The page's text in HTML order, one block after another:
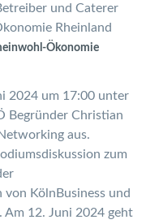
und Caterer
Rheinland
Ökonomie
2024 um 17:00 unter
Begründer Christian
aus.
zum
KölnBusiness und
12. Juni 2024 geht